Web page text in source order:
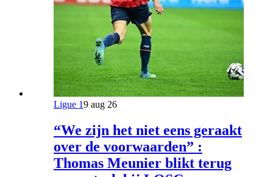
Ligue 19 aug 26
“We zijn het niet eens geraakt
over de voorwaarden” :
Thomas Meunier blikt terug